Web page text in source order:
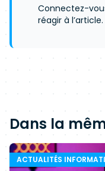
Connectez-
réagir à l’article.
Dans la
ACTUALITÉS